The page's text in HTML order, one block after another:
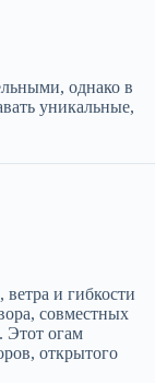
однако в
уникальные,
и гибкости
совместных
Этот огам
открытого